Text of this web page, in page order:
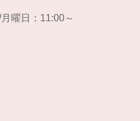
曜日：11:00～